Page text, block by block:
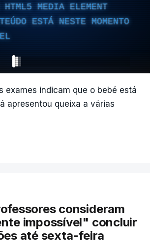
HTML5 MEDIA ELEMENT
ESTÁ NESTE MOMENTO
exames indicam que o bebé está
apresentou queixa a várias
consideram
impossível" concluir
até sexta-feira